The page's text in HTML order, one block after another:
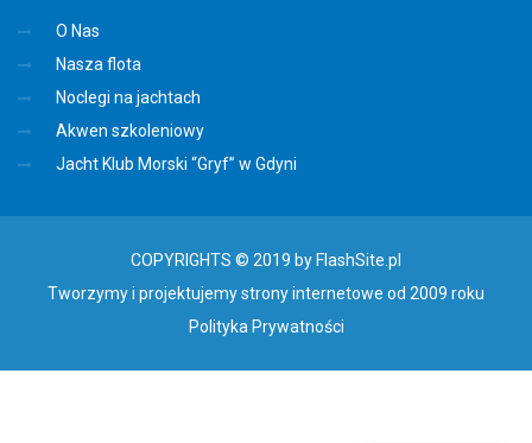
O Nas
Nasza flota
Noclegi na jachtach
Akwen szkoleniowy
Jacht Klub Morski “Gryf” w Gdyni
COPYRIGHTS © 2019 by FlashSite.pl
Tworzymy i projektujemy strony internetowe od 2009 roku
Polityka Prywatności